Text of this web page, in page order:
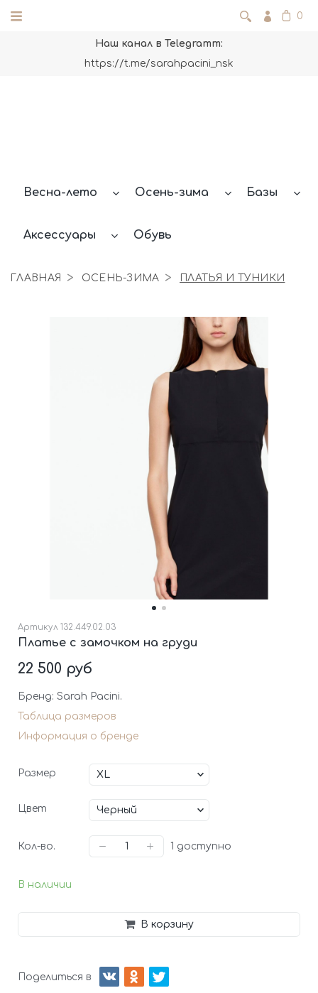
0
Наш канал в Telegramm:
https://t.me/sarahpacini_nsk
Весна-лето Осень-зима Базы
Аксессуары Обувь
ГЛАВНАЯ ОСЕНЬ-ЗИМА ПЛАТЬЯ И ТУНИКИ
Артикул132.449.02.03
Платье с замочком на груди
В наличии
22 500 руб
Бренд: Sarah Pacini.
Таблица размеров
Информация о бренде
Размер
Цвет
Кол-во. 1 доступно
В корзину
Поделиться в